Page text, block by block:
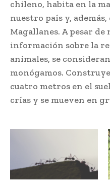
chileno, habita en la
nuestro país y,
Magallanes. A pesar
información sobre la
animales, se
monógamos.
cuatro metros en el
crías y se mueven en